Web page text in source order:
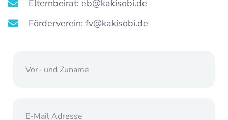
Elternbeirat: eb@kakisobi.de
Förderverein: fv@kakisobi.de